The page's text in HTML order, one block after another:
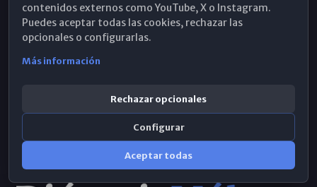
WhatsApp
contenidos externos como YouTube, X o Instagram.
Puedes aceptar todas las cookies, rechazar las
opcionales o configurarlas.
Más información
Rechazar opcionales
Configurar
Aceptar todas